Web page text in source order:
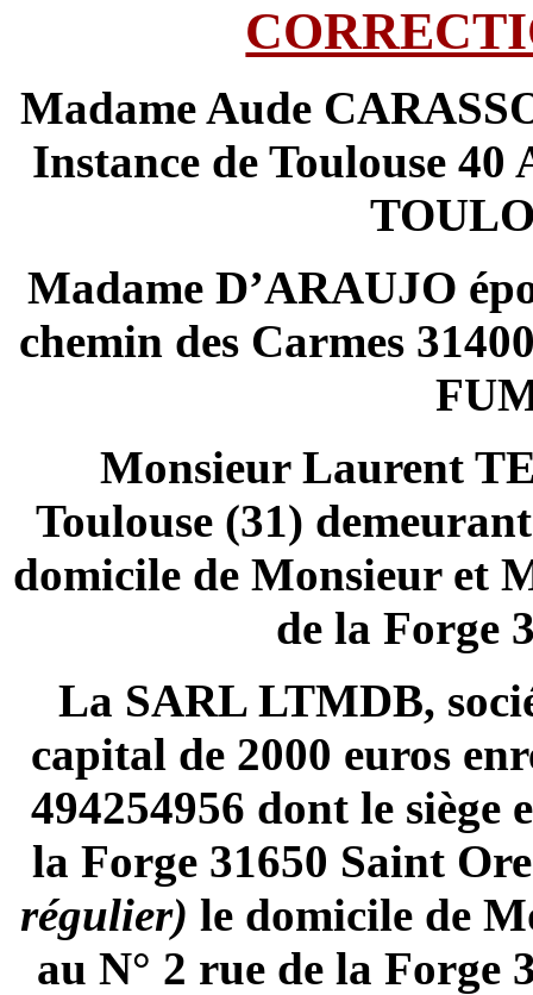
Madame Aude
Instance de Toulouse
Madame D’ARAUJO
chemin des Carmes
Monsieur Laurent
Toulouse (31)
domicile de Monsieur et
de la Forge
La SARL LTMDB,
capital de 2000 euros
494254956 dont le siège
la Forge 31650 Saint
régulier) le domicile de
au N° 2 rue de la Forge